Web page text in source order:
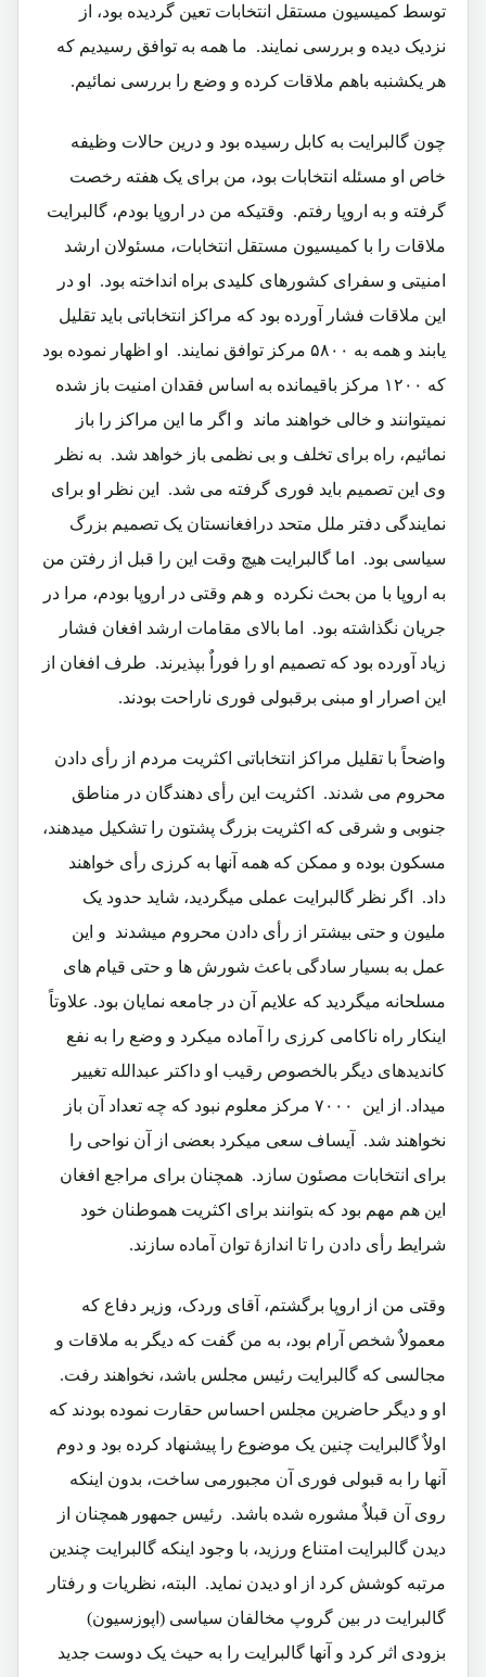
توسط کمیسیون مستقل انتخابات تعین گردیده بود، از
نزدیک دیده و بررسی نمایند.‏ ما همه به توافق رسیدیم که
هر یکشنبه باهم ملاقات کرده و وضع را بررسی نمائیم.‏
چون گالبرایت به کابل رسیده بود و درین حالات وظیفه
خاص او مسئله انتخابات بود، من برای یک هفته رخصت
گرفته و به اروپا رفتم.‏ وقتیکه من در اروپا بودم، گالبرایت
ملاقات را با کمیسیون مستقل انتخابات، مسئولان ارشد
امنیتی و سفرای کشورهای کلیدی براه انداخته بود.‏ او در
این ملاقات فشار آورده بود که مراکز انتخاباتی باید تقلیل
یابند و همه به ۵۸۰۰ مرکز توافق نمایند.‏ او اظهار نموده بود
که ۱۲۰۰ مرکز باقیمانده به اساس فقدان امنیت باز شده
نمیتوانند و خالی خواهند ماند و اگر ما این مراکز را باز
نمائیم، راه برای تخلف و بی نظمی باز خواهد شد.‏ به نظر
وی این تصمیم باید فوری گرفته می شد.‏ این نظر او برای
نمایندگی دفتر ملل متحد درافغانستان یک تصمیم بزرگ
سیاسی بود.‏ اما گالبرایت هیچ وقت این را قبل از رفتن من
به اروپا با من بحث نکرده و هم وقتی در اروپا بودم، مرا در
جریان نگذاشته بود. اما بالای مقامات ارشد افغان فشار
زیاد آورده بود که تصمیم او را فوراٌ بپذیرند.‏ طرف افغان از
این اصرار او مبنی برقبولی فوری ناراحت بودند.
واضحاً با تقلیل مراکز انتخاباتی اکثریت مردم از رأی دادن
محروم می شدند.‏ اکثریت این رأی دهندگان در مناطق
جنوبی و شرقی که اکثریت بزرگ پشتون را تشکیل میدهند،
مسکون بوده و ممکن که همه آنها به کرزی رأی خواهند
داد.‏ اگر نظر گالبرایت عملی میگردید، شاید حدود یک
ملیون و حتی بیشتر از رأی دادن محروم میشدند‏ و این
عمل به بسیار سادگی باعث شورش ها و حتی قیام های
مسلحانه میگردید که علایم آن در جامعه نمایان بود.‏ علاوتاً
اینکار راه ناکامی کرزی را آماده میکرد و وضع را به نفع
کاندیدهای دیگر بالخصوص رقیب او داکتر عبدالله تغییر
میداد. از این ۷۰۰۰ مرکز معلوم نبود که چه تعداد آن باز
نخواهند شد. آیساف سعی میکرد بعضی از آن نواحی را
برای انتخابات مصئون سازد.‏ همچنان برای مراجع افغان
این هم مهم بود که بتوانند برای اکثریت هموطنان خود
شرایط رأی دادن را تا اندازۀ توان آماده سازند.‏
وقتی من از اروپا برگشتم، آقای وردک، وزیر دفاع که
معمولاٌ شخص آرام بود، به من گفت که دیگر به ملاقات و
مجالسی که گالبرایت رئیس مجلس باشد، نخواهند رفت.‏
او و دیگر حاضرین مجلس احساس حقارت نموده بودند که
اولاٌ گالبرایت چنین یک موضوع را پیشنهاد کرده بود و دوم
آنها را به قبولی فوری آن مجبورمی ساخت، بدون اینکه
روی آن قبلاٌ مشوره شده باشد.‏ رئیس جمهور همچنان از
دیدن گالبرایت امتناع ورزید، با وجود اینکه گالبرایت چندین
مرتبه کوشش کرد از او دیدن نماید.‏ البته، نظریات و رفتار
گالبرایت در بین گروپ مخالفان سیاسی (اپوزسیون)
بزودی اثر کرد و آنها گالبرایت را به حیث یک دوست جدید